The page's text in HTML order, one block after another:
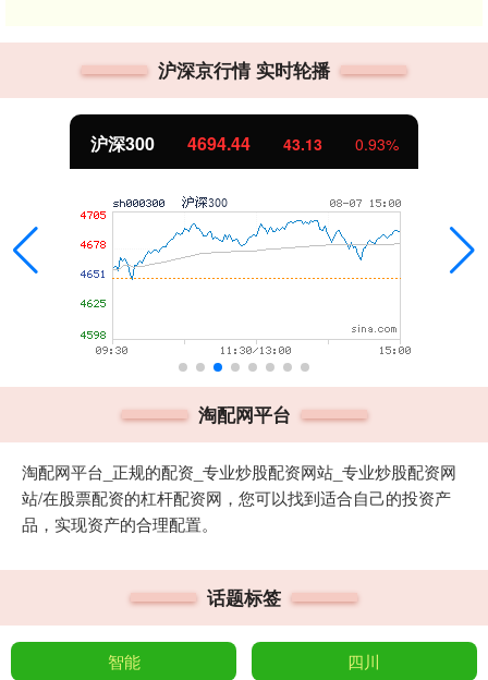
沪深京行情 实时轮播
沪深300 4694.44 43.13 0.93%
淘配网平台
淘配网平台_正规的配资_专业炒股配资网站_专业炒股配资网
站/在股票配资的杠杆配资网，您可以找到适合自己的投资产
品，实现资产的合理配置。
话题标签
智能 四川